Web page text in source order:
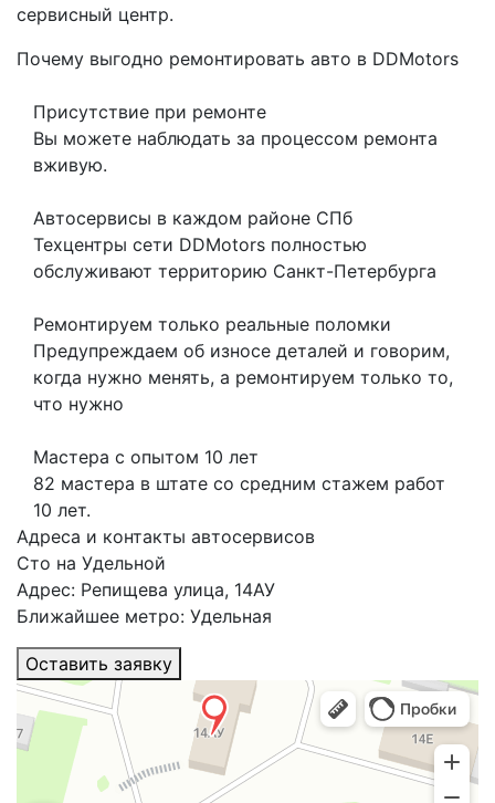
сервисный центр.
Почему выгодно ремонтировать авто в DDMotors
Присутствие при ремонте
Вы можете наблюдать за процессом ремонта
вживую.
Автосервисы в каждом районе СПб
Техцентры сети DDMotors полностью
обслуживают территорию Санкт-Петербурга
Ремонтируем только реальные поломки
Предупреждаем об износе деталей и говорим,
когда нужно менять, а ремонтируем только то,
что нужно
Мастера с опытом 10 лет
82 мастера в штате со средним стажем работ
10 лет.
Адреса и контакты автосервисов
Сто на Удельной
Адрес: Репищева улица, 14АУ
Ближайшее метро: Удельная
Оставить заявку